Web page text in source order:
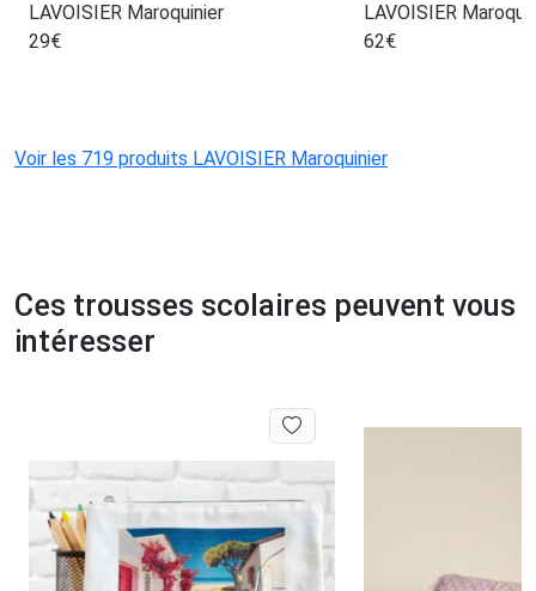
LAVOISIER Maroquinier
29€
LAVOISIER
62€
Voir les 719 produits LAVOISIER Maroquinier
Ces trousses scolaires peuvent vous
intéresser